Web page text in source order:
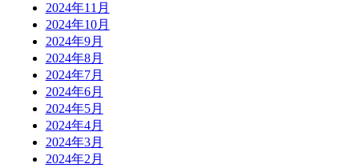
2024年11月
2024年10月
2024年9月
2024年8月
2024年7月
2024年6月
2024年5月
2024年4月
2024年3月
2024年2月